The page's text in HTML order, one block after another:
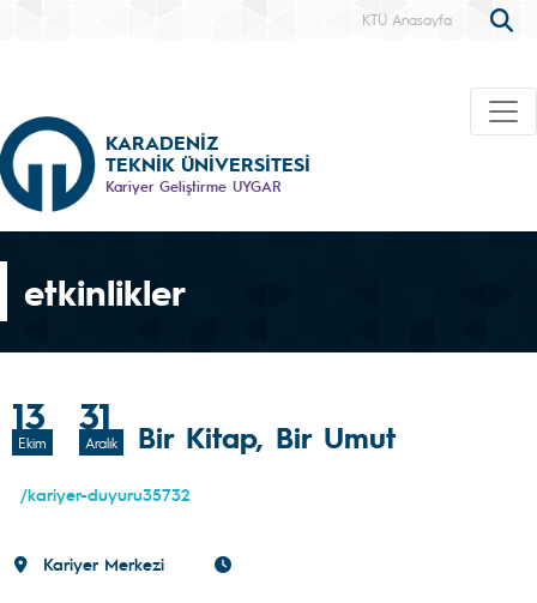
KTÜ Anasayfa
KARADENİZ
TEKNİK ÜNİVERSİTESİ
Kariyer Geliştirme UYGAR
etkinlikler
13
Ekim
31
Aralık Bir Kitap, Bir Umut
/kariyer-duyuru35732
Kariyer Merkezi